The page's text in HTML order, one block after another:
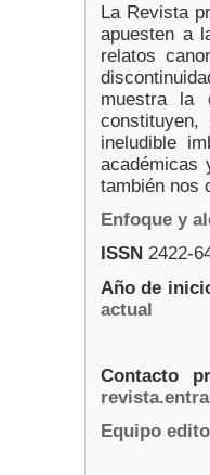
La Revista
apuesten a
relatos
muestra la
ineludible
académicas
también nos
Enfoque y
ISSN 2422-
Año de
actual
Contacto
Equipo